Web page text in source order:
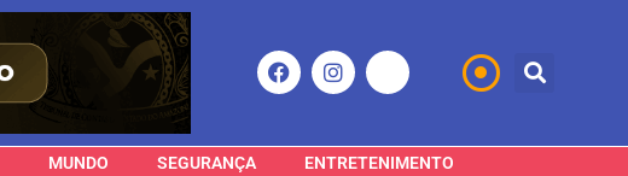
MUNDO SEGURANÇA
ENTRETENIMENTO